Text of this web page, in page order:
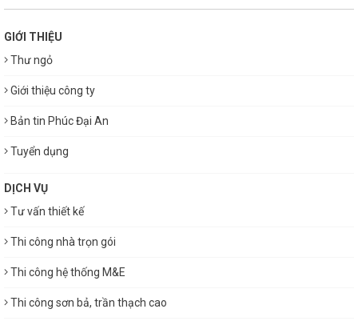
GIỚI THIỆU
Thư ngỏ
Giới thiệu công ty
Bản tin Phúc Đại An
Tuyển dụng
DỊCH VỤ
Tư vấn thiết kế
Thi công nhà trọn gói
Thi công hệ thống M&E
Thi công sơn bả, trần thạch cao